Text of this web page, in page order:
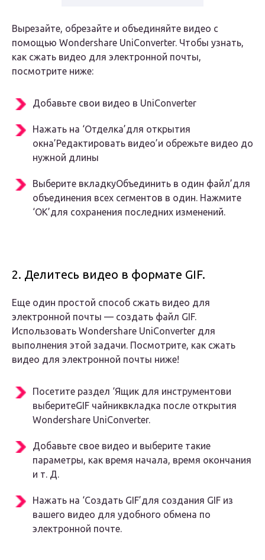
Вырезайте, обрезайте и объединяйте видео с
помощью Wondershare UniConverter. Чтобы узнать,
как сжать видео для электронной почты,
посмотрите ниже:
Добавьте свои видео в UniConverter
Нажать на ‘Отделка’для открытия
окна’Редактировать видео’и обрежьте видео до
нужной длины
Выберите вкладкуОбъединить в один файл’для
объединения всех сегментов в один. Нажмите
‘OK’для сохранения последних изменений.
2. Делитесь видео в формате GIF.
Еще один простой способ сжать видео для
электронной почты — создать файл GIF.
Использовать Wondershare UniConverter для
выполнения этой задачи. Посмотрите, как сжать
видео для электронной почты ниже!
Посетите раздел ‘Ящик для инструментови
выберитеGIF чайниквкладка после открытия
Wondershare UniConverter.
Добавьте свое видео и выберите такие
параметры, как время начала, время окончания
и т. Д.
Нажать на ‘Создать GIF’для создания GIF из
вашего видео для удобного обмена по
электронной почте.